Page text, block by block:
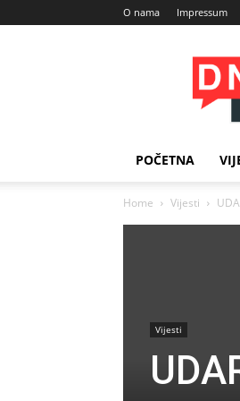
O nama Impressum
POČETNA
Home Vijesti
Vijesti